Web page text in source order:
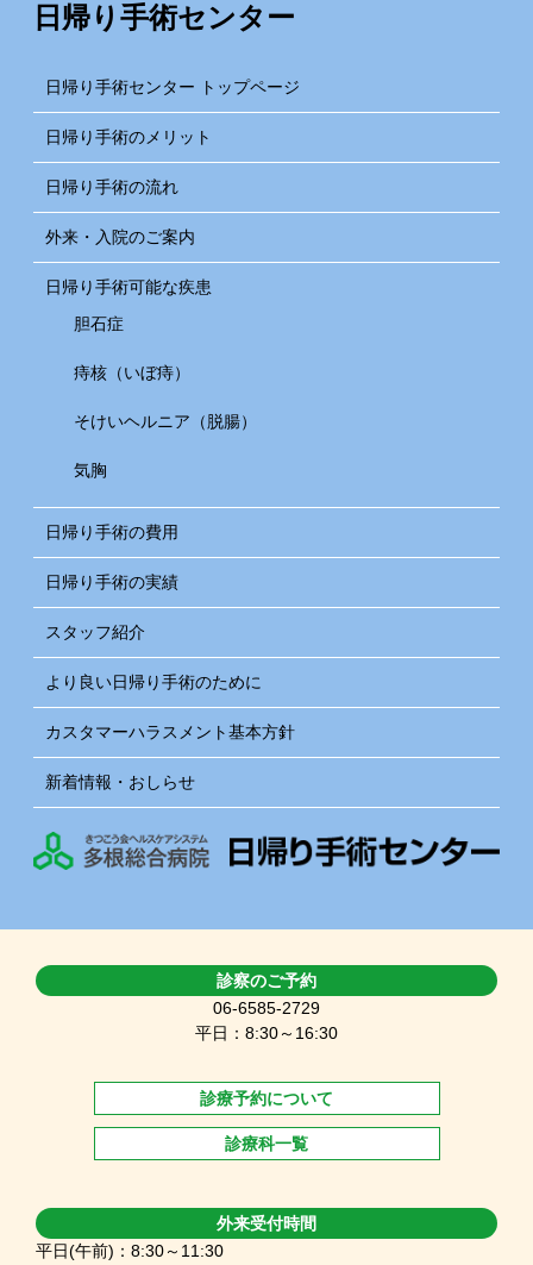
日帰り手術センター
日帰り手術センター トップページ
日帰り手術のメリット
日帰り手術の流れ
外来・入院のご案内
日帰り手術可能な疾患
胆石症
痔核（いぼ痔）
そけいヘルニア（脱腸）
気胸
日帰り手術の費用
日帰り手術の実績
スタッフ紹介
より良い日帰り手術のために
カスタマーハラスメント基本方針
新着情報・おしらせ
診察のご予約
06-6585-2729
平日：8:30～16:30
診療予約について
診療科一覧
外来受付時間
平日(午前)：8:30～11:30